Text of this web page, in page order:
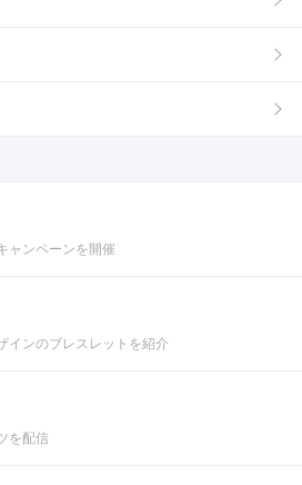
ャンペーンを開催
インのブレスレットを紹介
を配信